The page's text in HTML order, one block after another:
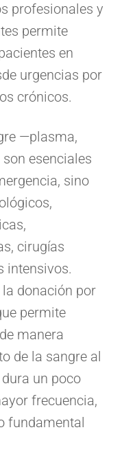
profesionales y
permite
en
urgencias por
crónicos.
—plasma,
esenciales
sino
cirugías
intensivos.
donación por
permite
manera
de la sangre al
un poco
frecuencia,
fundamental